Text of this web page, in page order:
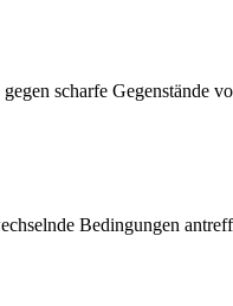
scharfe Gegenstände
Bedingungen